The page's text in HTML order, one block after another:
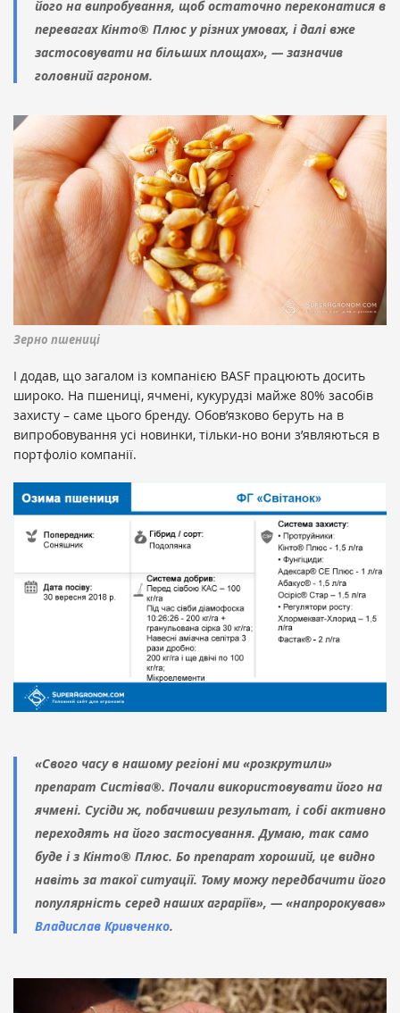
його на випробування, щоб остаточно переконатися в
перевагах Кінто® Плюс у різних умовах, і далі вже
застосовувати на більших площах», — зазначив
головний агроном.
Зерно пшениці
І додав, що загалом із компанією BASF працюють досить
широко. На пшениці, ячмені, кукурудзі майже 80% засобів
захисту – саме цього бренду. Обов’язково беруть на в
випробовування усі новинки, тільки-но вони з’являються в
портфоліо компанії.
«Свого часу в нашому регіоні ми «розкрутили»
препарат Систіва®. Почали використовувати його на
ячмені. Сусіди ж, побачивши результат, і собі активно
переходять на його застосування. Думаю, так само
буде і з Кінто® Плюс. Бо препарат хороший, це видно
навіть за такої ситуації. Тому можу передбачити його
популярність серед наших аграріїв», — «напророкував»
Владислав Кривченко.